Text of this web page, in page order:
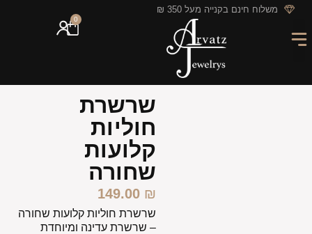
לתוכן משלוח חינם בקנייה מעל 350 ₪
0
שרשרת
חוליות
קלועות
שחורה
149.00 ₪
שרשרת חוליות קלועות שחורה
– שרשרת עדינה ומיוחדת